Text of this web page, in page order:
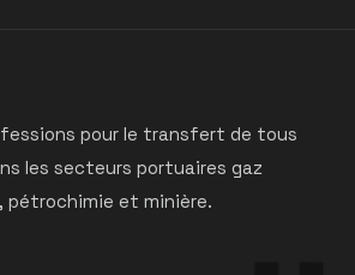
pour le transfert de tous
les secteurs portuaires gaz
pétrochimie et minière.